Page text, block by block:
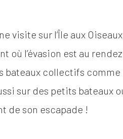
visite sur l’Île aux
où l’évasion est au
bateaux collectifs
sur des petits bateaux
de son escapade !